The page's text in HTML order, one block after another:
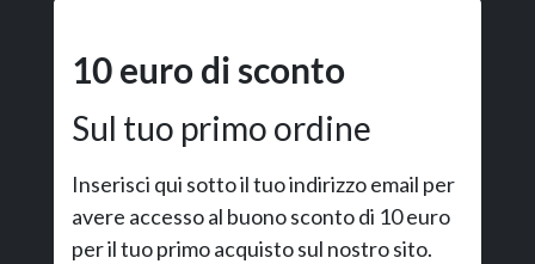
10 euro di sconto
Sul tuo primo ordine
Inserisci qui sotto il tuo indirizzo email per
avere accesso al buono sconto di 10 euro
per il tuo primo acquisto sul nostro sito.